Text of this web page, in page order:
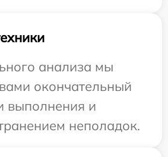
анализа мы
окончательный
выполнения и
неполадок.